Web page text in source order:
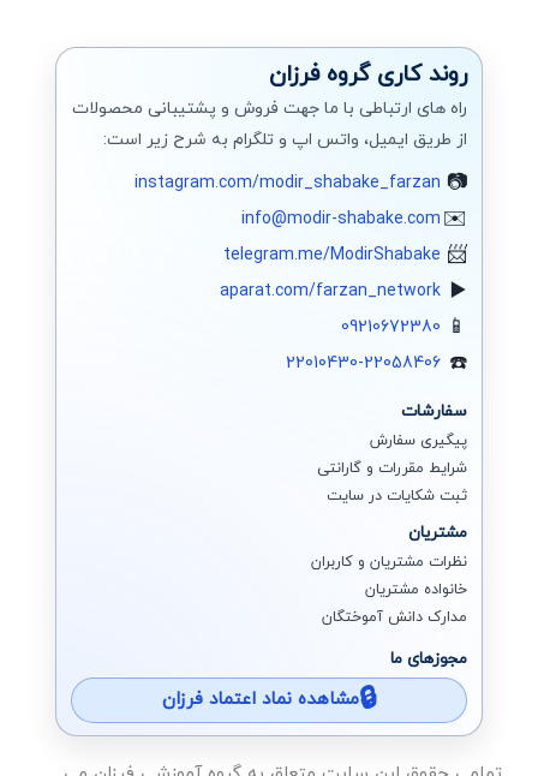
روند کاری گروه فرزان
راه های ارتباطی با ما جهت فروش و پشتیبانی محصولات
از طریق ایمیل، واتس اپ و تلگرام به شرح زیر است:
instagram.com/modir_shabake_farzan
info@modir-shabake.com
telegram.me/ModirShabake
aparat.com/farzan_network
09210672380
22010430-22058406
سفارشات
پیگیری سفارش
شرایط مقررات و گارانتی
ثبت شکایات در سایت
مشتریان
نظرات مشتریان و کاربران
خانواده مشتریان
مدارک دانش آموختگان
مجوزهای ما
مشاهده نماد اعتماد فرزان